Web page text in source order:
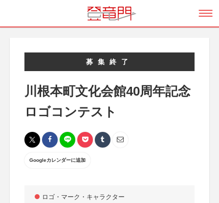
募集終了
川根本町文化会館40周年記念
ロゴコンテスト
Googleカレンダーに追加
ロゴ・マーク・キャラクター